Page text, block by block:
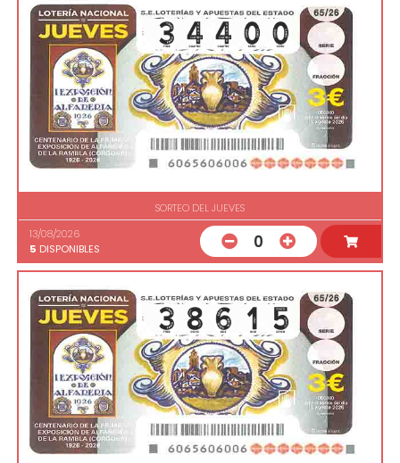
SORTEO DEL JUEVES
13/08/2026
5 DISPONIBLES 0